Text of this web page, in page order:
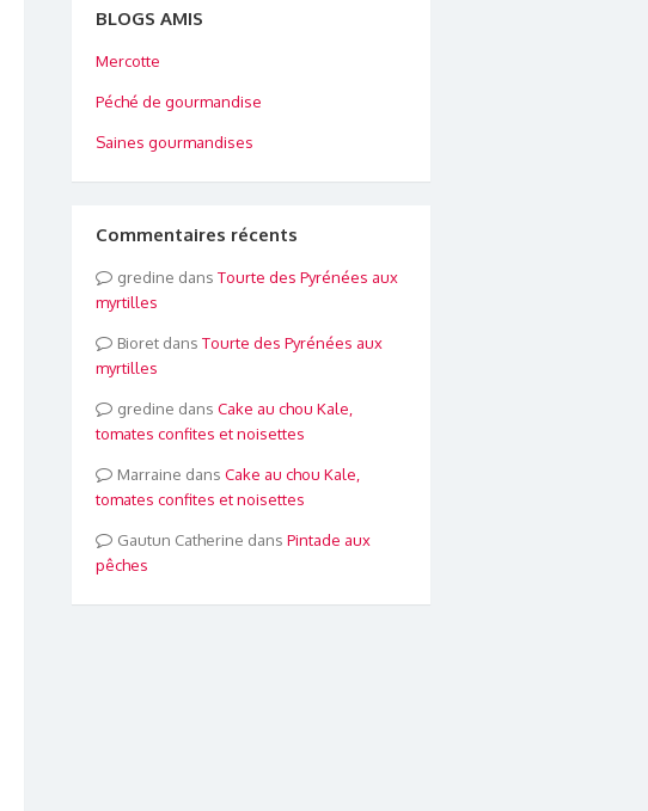
BLOGS AMIS
Mercotte
Péché de gourmandise
Saines gourmandises
Commentaires récents
gredine dans Tourte des Pyrénées aux
myrtilles
Bioretdans Tourte des Pyrénées aux
myrtilles
gredine dans Cake au chou Kale,
tomates confites et noisettes
Marraine dans Cake au chou Kale,
tomates confites et noisettes
Gautun Catherine dans Pintade aux
pêches